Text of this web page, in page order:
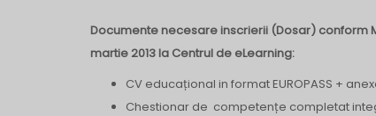
Documente necesare inscrierii (Dosar) conform
martie 2013 la Centrul de eLearning:
CV educațional in format EUROPASS +
Chestionar de competențe completat